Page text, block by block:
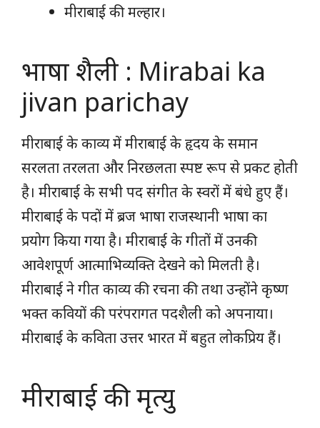
मीराबाई की मल्हार।
भाषा शैली : Mirabai ka
jivan parichay
मीराबाई के काव्य में मीराबाई के हृदय के समान
सरलता तरलता और निरछलता स्पष्ट रूप से प्रकट होती
है। मीराबाई के सभी पद संगीत के स्वरों में बंधे हुए हैं।
मीराबाई के पदों में ब्रज भाषा राजस्थानी भाषा का
प्रयोग किया गया है। मीराबाई के गीतों में उनकी
आवेशपूर्ण आत्माभिव्यक्ति देखने को मिलती है।
मीराबाई ने गीत काव्य की रचना की तथा उन्होंने कृष्ण
भक्त कवियों की परंपरागत पदशैली को अपनाया।
मीराबाई के कविता उत्तर भारत में बहुत लोकप्रिय हैं।
मीराबाई की मृत्यु